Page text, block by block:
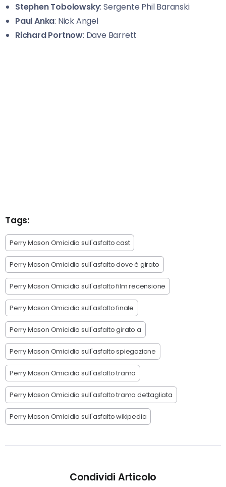
Stephen Tobolowsky: Sergente Phil Baranski
Paul Anka: Nick Angel
Richard Portnow: Dave Barrett
Tags:
Perry Mason Omicidio sull'asfalto cast
Perry Mason Omicidio sull'asfalto dove è girato
Perry Mason Omicidio sull'asfalto film recensione
Perry Mason Omicidio sull'asfalto finale
Perry Mason Omicidio sull'asfalto girato a
Perry Mason Omicidio sull'asfalto spiegazione
Perry Mason Omicidio sull'asfalto trama
Perry Mason Omicidio sull'asfalto trama dettagliata
Perry Mason Omicidio sull'asfalto wikipedia
Condividi Articolo